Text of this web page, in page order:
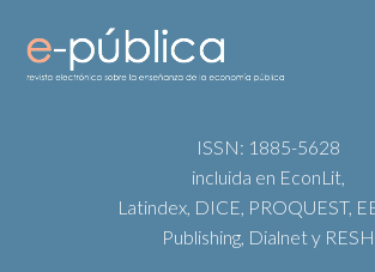
ISSN: 1885-5628
incluida en EconLit,
Latindex, DICE, PROQUEST,
Publishing, Dialnet y RESH